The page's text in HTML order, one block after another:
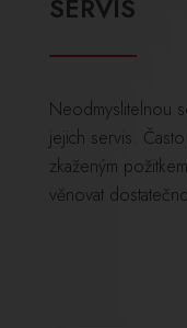
SERVIS
Neodmyslitelnou
jejich servis.
zkaženým
věnovat